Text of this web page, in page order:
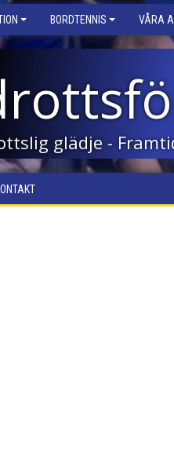
BORDTENNIS VÅRA
glädje -